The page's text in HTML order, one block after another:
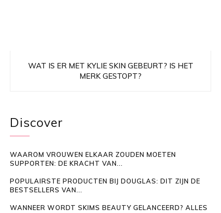
WAT IS ER MET KYLIE SKIN GEBEURT? IS HET
MERK GESTOPT?
Discover
WAAROM VROUWEN ELKAAR ZOUDEN MOETEN
SUPPORTEN: DE KRACHT VAN...
POPULAIRSTE PRODUCTEN BIJ DOUGLAS: DIT ZIJN DE
BESTSELLERS VAN...
WANNEER WORDT SKIMS BEAUTY GELANCEERD? ALLES